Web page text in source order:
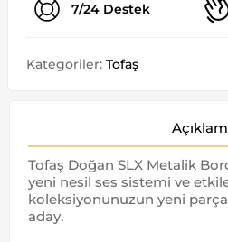
7/24 Destek
Kategoriler: Tofaş
Tofaş Doğan SLX Metalik
yeni nesil ses sistemi ve
koleksiyonunuzun yeni
aday.